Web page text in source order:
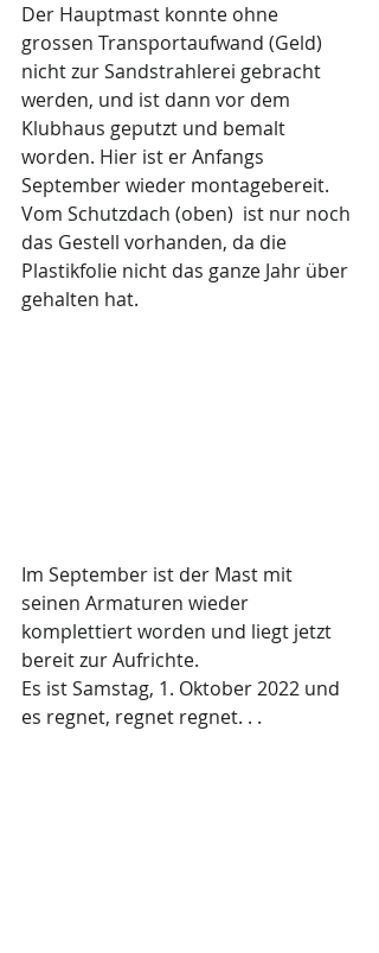
Der Hauptmast konnte ohne
grossen Transportaufwand (Geld)
nicht zur Sandstrahlerei gebracht
werden, und ist dann vor dem
Klubhaus geputzt und bemalt
worden. Hier ist er Anfangs
September wieder montagebereit.
Vom Schutzdach (oben)  ist nur noch
das Gestell vorhanden, da die
Plastikfolie nicht das ganze Jahr über
gehalten hat.
Im September ist der Mast mit
seinen Armaturen wieder
komplettiert worden und liegt jetzt
bereit zur Aufrichte.
Es ist Samstag, 1. Oktober 2022 und
es regnet, regnet regnet. . .